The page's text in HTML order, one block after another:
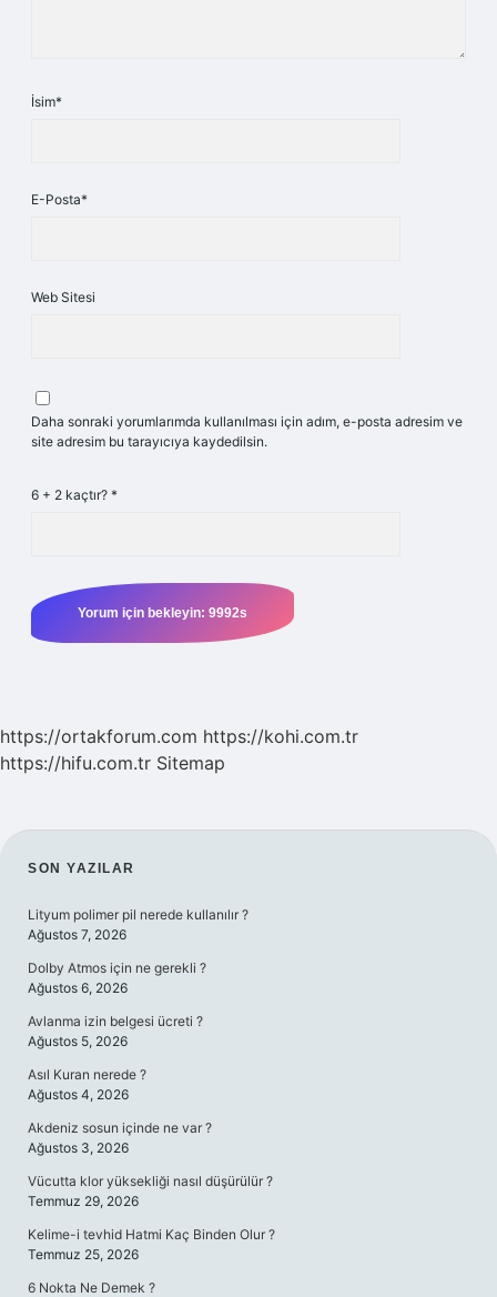
İsim*
E-Posta*
Web Sitesi
Daha sonraki yorumlarımda kullanılması için adım, e-posta adresim ve
site adresim bu tarayıcıya kaydedilsin.
6 + 2 kaçtır? *
https://ortakforum.com https://kohi.com.tr
https://hifu.com.tr Sitemap
SIDEBAR
SON YAZILAR
Lityum polimer pil nerede kullanılır ?
Ağustos 7, 2026
Dolby Atmos için ne gerekli ?
Ağustos 6, 2026
Avlanma izin belgesi ücreti ?
Ağustos 5, 2026
Asıl Kuran nerede ?
Ağustos 4, 2026
Akdeniz sosun içinde ne var ?
Ağustos 3, 2026
Vücutta klor yüksekliği nasıl düşürülür ?
Temmuz 29, 2026
Kelime-i tevhid Hatmi Kaç Binden Olur ?
Temmuz 25, 2026
6 Nokta Ne Demek ?